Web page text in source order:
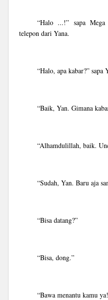
“Halo ...!” sapa
telepon dari Yana.
“Halo, apa kabar?” sapa
“Baik, Yan. Gimana
“Alhamdulillah, baik.
“Sudah, Yan. Baru aja
“Bisa datang?”
“Bisa, dong.”
“Bawa menantu kamu